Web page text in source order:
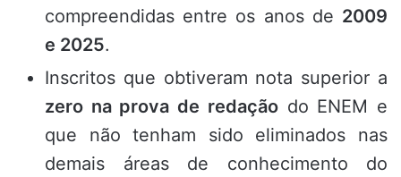
compreendidas entre os anos de 2009
e 2025.
Inscritos que obtiveram nota superior a
zero na prova de redaçãodo ENEM e
que não tenham sido eliminados nas
demais áreas de conhecimento do